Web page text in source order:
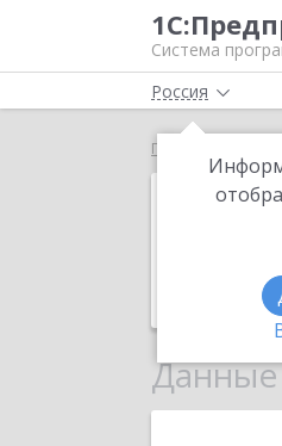
Система
Россия
Главная
Телефон:
Данные